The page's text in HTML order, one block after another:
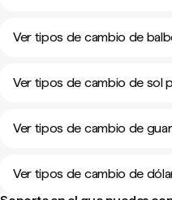
Ver tipos de cambio de
Ver tipos de cambio de sol
Ver tipos de cambio de
Ver tipos de cambio de